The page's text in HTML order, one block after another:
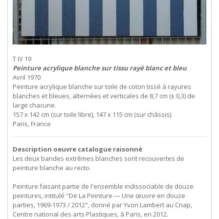
T IV 19
Peinture acrylique blanche sur tissu rayé blanc et bleu
Avril 1970
Peinture acrylique blanche sur toile de coton tissé à rayures
blanches et bleues, alternées et verticales de 8,7 cm (± 0,3) de
large chacune.
157 x 142 cm (sur toile libre), 147 x 115 cm (sur châssis).
Paris, France
Description oeuvre catalogue raisonné
Les deux bandes extrêmes blanches sont recouvertes de
peinture blanche au recto.
Peinture faisant partie de l'ensemble indissociable de douze
peintures, intitulé "De La Peinture — Une œuvre en douze
parties, 1969-1973 / 2012", donné par Yvon Lambert au Cnap,
Centre national des arts Plastiques, à Paris, en 2012.